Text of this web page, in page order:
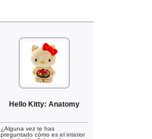
Hello Kitty: Anatomy
¿Alguna vez te has
preguntado cómo es el interior